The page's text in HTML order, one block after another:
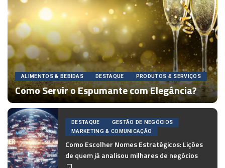
ALIMENTOS & BEBIDAS DESTAQUE PRODUTOS & SERVIÇOS
Como Servir o Espumante com Elegância?
Por Redação
DESTAQUE
GESTÃO DE NEGÓCIOS
MARKETING & COMUNICAÇÃO
Como Escolher Nomes Estratégicos: Lições
de quem já analisou milhares de negócios